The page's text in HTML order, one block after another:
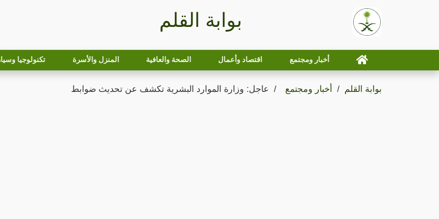
بوابة القلم
أخبار ومجتمع اقتصاد وأعمال الصحة والعافية المنزل والأسرة تكنولوجيا
بوابة القلم أخبار ومجتمع عاجل: وزارة الموارد البشرية تكشف عن تحديث ضوابط